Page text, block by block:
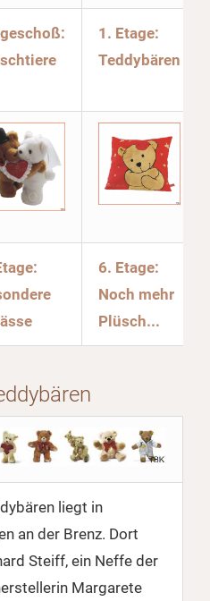
1. Etage:
Teddybären
6. Etage:
Noch mehr
Plüsch...
liegt in
an der Brenz. Dort
Steiff, ein Neffe der
Margarete